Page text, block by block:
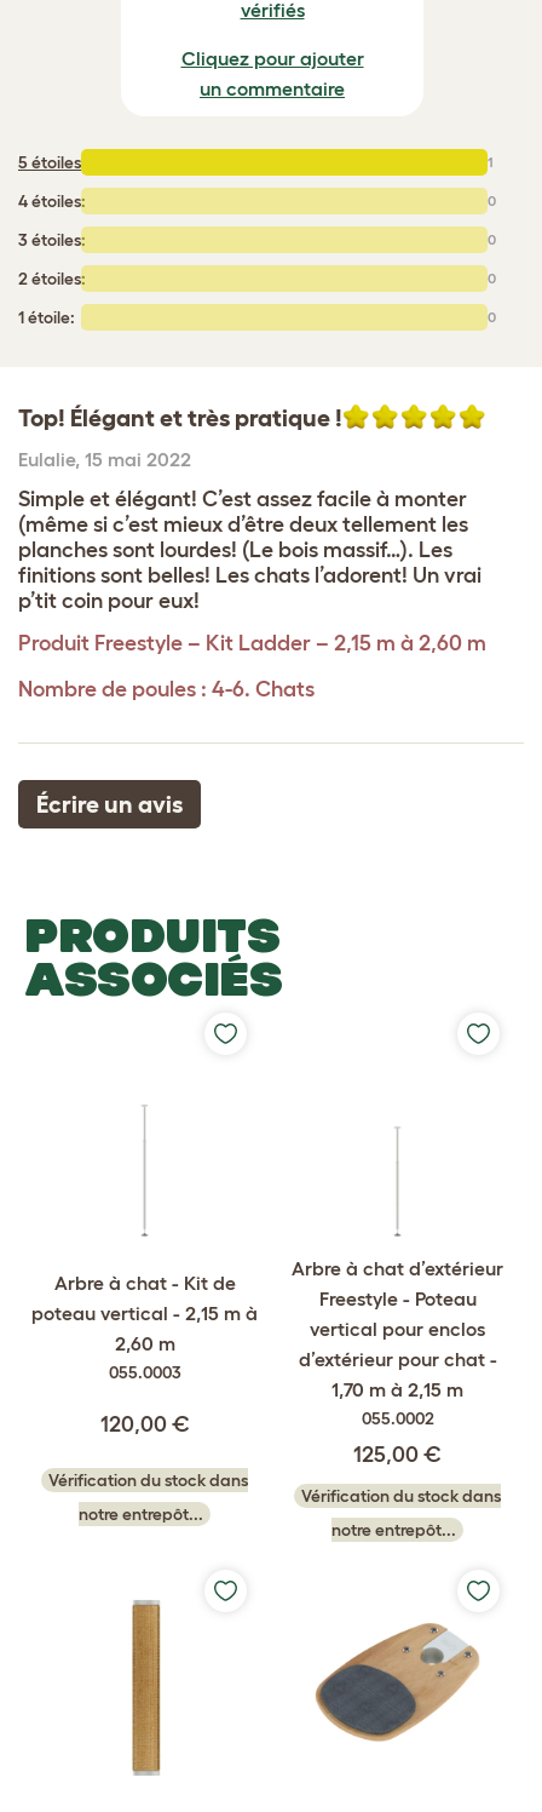
vérifiés
Cliquez pour ajouter
un commentaire
5 étoiles 1
4 étoiles: 0
3 étoiles: 0
2 étoiles: 0
1 étoile: 0
Top! Élégant et très pratique !
Eulalie, 15 mai 2022
Simple et élégant! C’est assez facile à monter
(même si c’est mieux d’être deux tellement les
planches sont lourdes! (Le bois massif…). Les
finitions sont belles! Les chats l’adorent! Un vrai
p’tit coin pour eux!
Produit Freestyle – Kit Ladder – 2,15 m à 2,60 m
Nombre de poules : 4-6. Chats
Écrire un avis
PRODUITS
ASSOCIÉS
Arbre à chat - Kit de
poteau vertical - 2,15 m à
2,60 m
055.0003
120,00 €
Vérification du stock dans
notre entrepôt...
Arbre à chat d’extérieur
Freestyle - Poteau
vertical pour enclos
d’extérieur pour chat -
1,70 m à 2,15 m
055.0002
125,00 €
Vérification du stock dans
notre entrepôt...